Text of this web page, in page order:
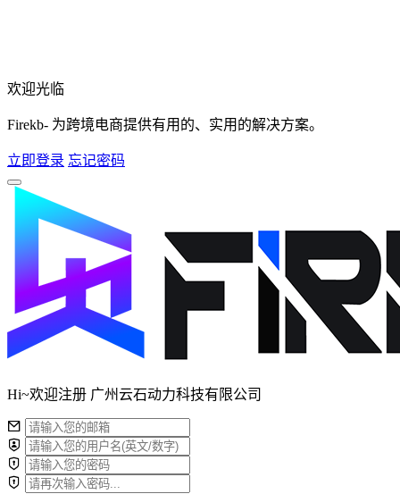
欢迎光临
Firekb- 为跨境电商提供有用的、实用的解决方案。
立即登录 忘记密码
Hi~欢迎注册 广州云石动力科技有限公司